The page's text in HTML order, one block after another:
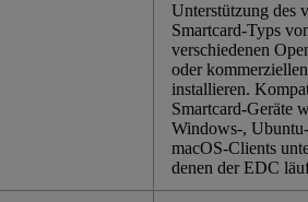
Unterstützung des
Smartcard-Typs
verschiedenen
oder
installieren.
Smartcard-Geräte
Windows-,
macOS-Clients
denen der EDC